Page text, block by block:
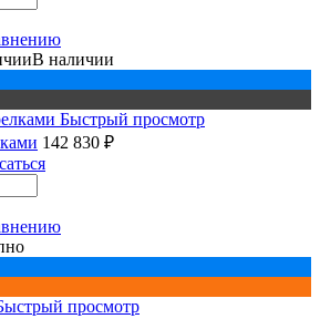
В наличии
Быстрый просмотр
142 830 ₽
просмотр